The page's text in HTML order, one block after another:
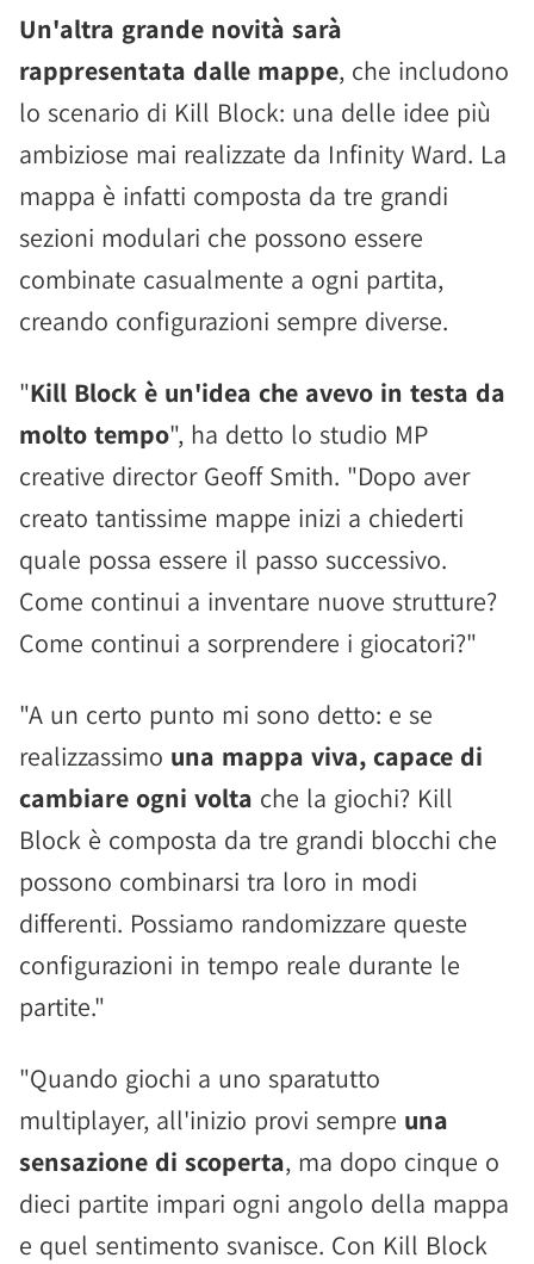
Un'altra grande novità sarà
rappresentata dalle mappe, che includono
lo scenario di Kill Block: una delle idee più
ambiziose mai realizzate da Infinity Ward. La
mappa è infatti composta da tre grandi
sezioni modulari che possono essere
combinate casualmente a ogni partita,
creando configurazioni sempre diverse.
"Kill Block è un'idea che avevo in testa da
molto tempo", ha detto lo studio MP
creative director Geoff Smith. "Dopo aver
creato tantissime mappe inizi a chiederti
quale possa essere il passo successivo.
Come continui a inventare nuove strutture?
Come continui a sorprendere i giocatori?"
"A un certo punto mi sono detto: e se
realizzassimo una mappa viva, capace di
cambiare ogni volta che la giochi? Kill
Block è composta da tre grandi blocchi che
possono combinarsi tra loro in modi
differenti. Possiamo randomizzare queste
configurazioni in tempo reale durante le
partite."
"Quando giochi a uno sparatutto
multiplayer, all'inizio provi sempre una
sensazione di scoperta, ma dopo cinque o
dieci partite impari ogni angolo della mappa
e quel sentimento svanisce. Con Kill Block